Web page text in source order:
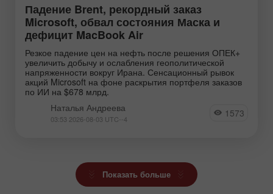
Падение Brent, рекордный заказ
Microsoft, обвал состояния Маска и
дефицит MacBook Air
Резкое падение цен на нефть после решения ОПЕК+
увеличить добычу и ослабления геополитической
напряженности вокруг Ирана. Сенсационный рывок
акций Microsoft на фоне раскрытия портфеля заказов
по ИИ на $678 млрд.
Наталья Андреева
03:53 2026-08-03 UTC--4 1573
Показать больше